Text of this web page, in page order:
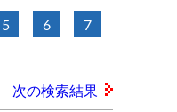
5 6 7
次の検索結果